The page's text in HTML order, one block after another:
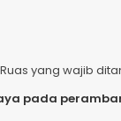
Ruas yang wajib
pada